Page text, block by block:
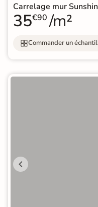
Carrelage mur
35€90 /m²
Commander un